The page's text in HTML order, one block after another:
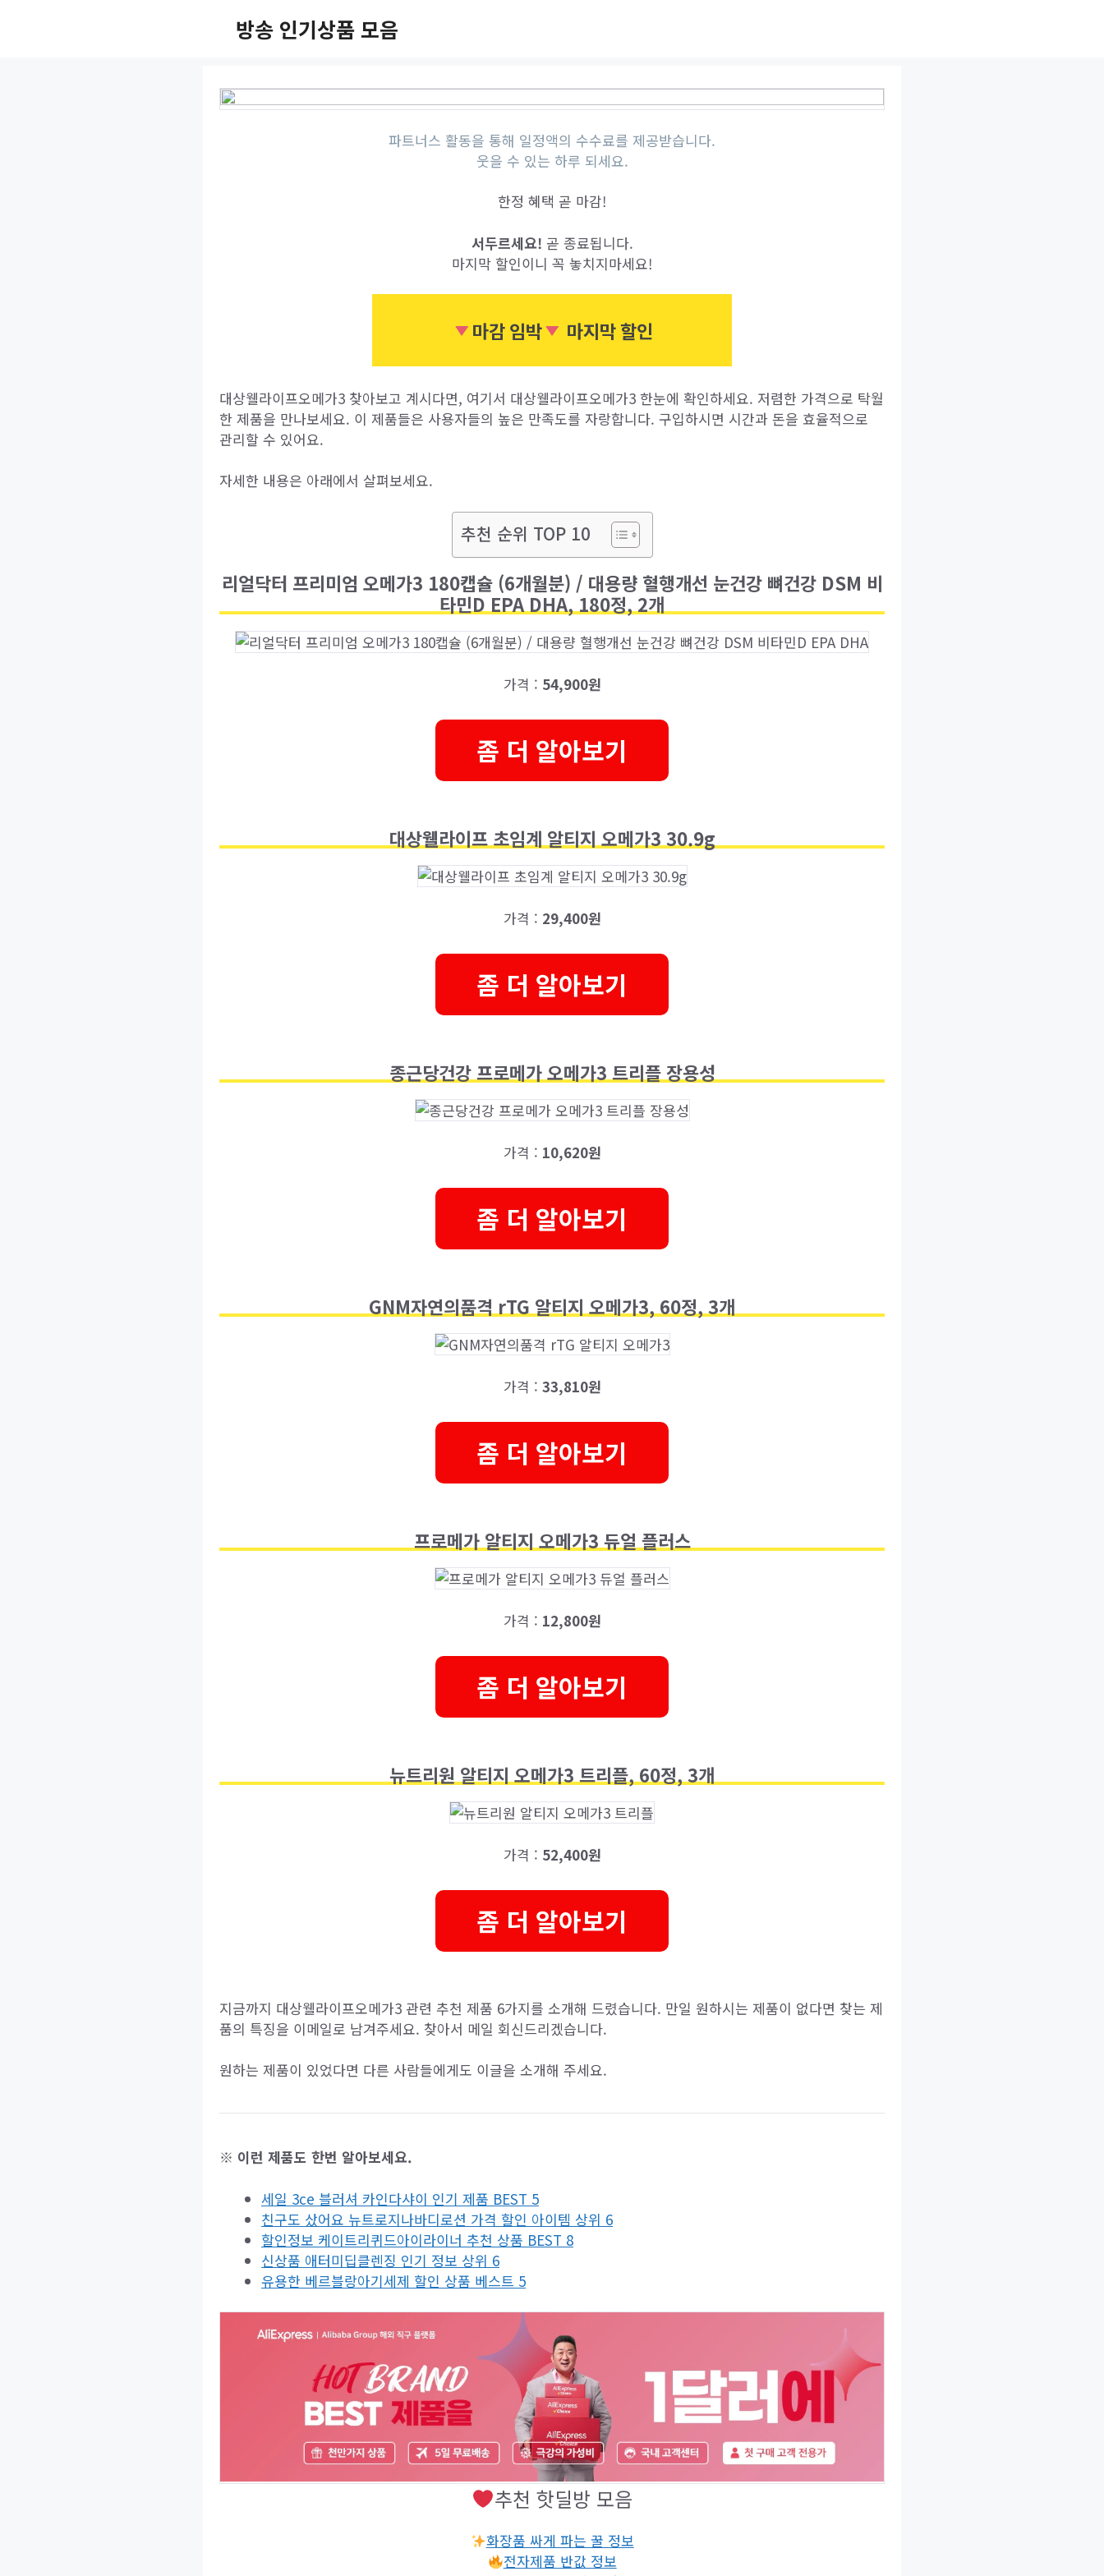
방송 인기상품 모음
파트너스 활동을 통해 일정액의 수수료를 제공받습니다.
웃을 수 있는 하루 되세요.
한정 혜택 곧 마감!
서두르세요! 곧 종료됩니다.
마지막 할인이니 꼭 놓치지마세요!
마감 임박 마지막 할인
대상웰라이프오메가3 찾아보고 계시다면, 여기서 대상웰라이프오메가3 한눈에 확인하세요. 저렴한 가격으로 탁월
한 제품을 만나보세요. 이 제품들은 사용자들의 높은 만족도를 자랑합니다. 구입하시면 시간과 돈을 효율적으로
관리할 수 있어요.
자세한 내용은 아래에서 살펴보세요.
추천 순위 TOP 10
리얼닥터 프리미엄 오메가3 180캡슐 (6개월분) / 대용량 혈행개선 눈건강 뼈건강 DSM 비
타민D EPA DHA, 180정, 2개
가격 : 54,900원
좀 더 알아보기
대상웰라이프 초임계 알티지 오메가3 30.9g
가격 : 29,400원
좀 더 알아보기
종근당건강 프로메가 오메가3 트리플 장용성
가격 : 10,620원
좀 더 알아보기
GNM자연의품격 rTG 알티지 오메가3, 60정, 3개
가격 : 33,810원
좀 더 알아보기
프로메가 알티지 오메가3 듀얼 플러스
가격 : 12,800원
좀 더 알아보기
뉴트리원 알티지 오메가3 트리플, 60정, 3개
가격 : 52,400원
좀 더 알아보기
지금까지 대상웰라이프오메가3 관련 추천 제품 6가지를 소개해 드렸습니다. 만일 원하시는 제품이 없다면 찾는 제
품의 특징을 이메일로 남겨주세요. 찾아서 메일 회신드리겠습니다.
원하는 제품이 있었다면 다른 사람들에게도 이글을 소개해 주세요.
※ 이런 제품도 한번 알아보세요.
세일 3ce 블러셔 카인다샤이 인기 제품 BEST 5
친구도 샀어요 뉴트로지나바디로션 가격 할인 아이템 상위 6
할인정보 케이트리퀴드아이라이너 추천 상품 BEST 8
신상품 애터미딥클렌징 인기 정보 상위 6
유용한 베르블랑아기세제 할인 상품 베스트 5
추천 핫딜방 모음
화장품 싸게 파는 꿀 정보
전자제품 반값 정보